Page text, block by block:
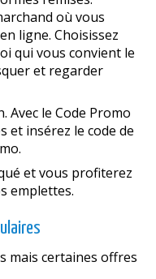
où vous
ligne. Choisissez
qui vous convient le
et regarder
Avec le Code Promo
et insérez le code de
et vous profiterez
emplettes.
mais certaines offres